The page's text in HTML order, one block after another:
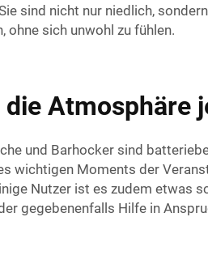
sind nicht nur niedlich,
sich unwohl zu fühlen.
Atmosphäre
und Barhocker sind
wichtigen Moments der
Nutzer ist es zudem etwas
gegebenenfalls Hilfe in